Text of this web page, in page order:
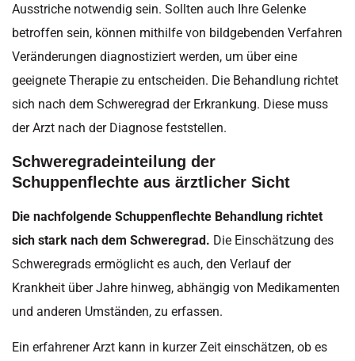
Ausstriche notwendig sein. Sollten auch Ihre Gelenke
betroffen sein, können mithilfe von bildgebenden Verfahren
Veränderungen diagnostiziert werden, um über eine
geeignete Therapie zu entscheiden. Die Behandlung richtet
sich nach dem Schweregrad der Erkrankung. Diese muss
der Arzt nach der Diagnose feststellen.
Schweregradeinteilung der
Schuppenflechte aus ärztlicher Sicht
Die nachfolgende Schuppenflechte Behandlung richtet
sich stark nach dem Schweregrad. Die Einschätzung des
Schweregrads ermöglicht es auch, den Verlauf der
Krankheit über Jahre hinweg, abhängig von Medikamenten
und anderen Umständen, zu erfassen.
Ein erfahrener Arzt kann in kurzer Zeit einschätzen, ob es